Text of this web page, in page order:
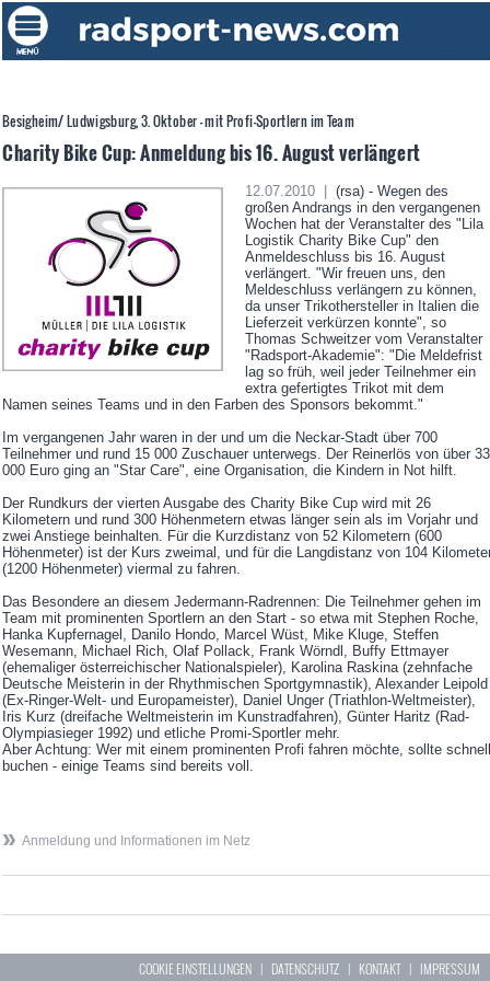
Besigheim/ Ludwigsburg, 3. Oktober - mit Profi-Sportlern im Team
Charity Bike Cup: Anmeldung bis 16. August verlängert
12.07.2010 |
(rsa) - Wegen des
großen Andrangs in den vergangenen
Wochen hat der Veranstalter des "Lila
Logistik Charity Bike Cup" den
Anmeldeschluss bis 16. August
verlängert. "Wir freuen uns, den
Meldeschluss verlängern zu können,
da unser Trikothersteller in Italien die
Lieferzeit verkürzen konnte", so
Thomas Schweitzer vom Veranstalter
"Radsport-Akademie": "Die Meldefrist
lag so früh, weil jeder Teilnehmer ein
extra gefertigtes Trikot mit dem
Namen seines Teams und in den Farben des Sponsors bekommt."
Im vergangenen Jahr waren in der und um die Neckar-Stadt über 700
Teilnehmer und rund 15 000 Zuschauer unterwegs. Der Reinerlös von über 33
000 Euro ging an "Star Care", eine Organisation, die Kindern in Not hilft.
Der Rundkurs der vierten Ausgabe des Charity Bike Cup wird mit 26
Kilometern und rund 300 Höhenmetern etwas länger sein als im Vorjahr und
zwei Anstiege beinhalten. Für die Kurzdistanz von 52 Kilometern (600
Höhenmeter) ist der Kurs zweimal, und für die Langdistanz von 104
(1200 Höhenmeter) viermal zu fahren.
Das Besondere an diesem Jedermann-Radrennen: Die Teilnehmer gehen im
Team mit prominenten Sportlern an den Start - so etwa mit Stephen Roche,
Hanka Kupfernagel, Danilo Hondo, Marcel Wüst, Mike Kluge, Steffen
Wesemann, Michael Rich, Olaf Pollack, Frank Wörndl, Buffy Ettmayer
(ehemaliger österreichischer Nationalspieler), Karolina Raskina (zehnfache
Deutsche Meisterin in der Rhythmischen Sportgymnastik), Alexander Leipold
(Ex-Ringer-Welt- und Europameister), Daniel Unger (Triathlon-Weltmeister),
Iris Kurz (dreifache Weltmeisterin im Kunstradfahren), Günter Haritz (Rad-
Olympiasieger 1992) und etliche Promi-Sportler mehr.
Aber Achtung: Wer mit einem prominenten Profi fahren möchte, sollte schnell
buchen - einige Teams sind bereits voll.
Anmeldung und Informationen im Netz
COOKIE EINSTELLUNGEN | DATENSCHUTZ | KONTAKT| IMPRESSUM